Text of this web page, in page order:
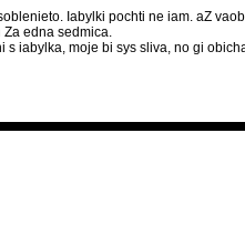
Iabylki pochti ne iam. aZ
Za edna sedmica.
s iabylka, moje bi sys sliva, no gi